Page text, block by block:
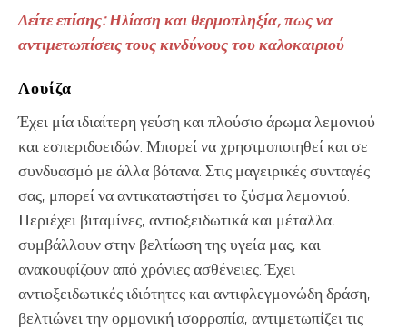
Δείτε επίσης: Ηλίαση και θερμοπληξία, πως να
αντιμετωπίσεις τους κινδύνους του καλοκαιριού
Λουίζα
Έχει μία ιδιαίτερη γεύση και πλούσιο άρωμα λεμονιού
και εσπεριδοειδών. Μπορεί να χρησιμοποιηθεί και σε
συνδυασμό με άλλα βότανα. Στις μαγειρικές συνταγές
σας, μπορεί να αντικαταστήσει το ξύσμα λεμονιού.
Περιέχει βιταμίνες, αντιοξειδωτικά και μέταλλα,
συμβάλλουν στην βελτίωση της υγεία μας, και
ανακουφίζουν από χρόνιες ασθένειες. Έχει
αντιοξειδωτικές ιδιότητες και αντιφλεγμονώδη δράση,
βελτιώνει την ορμονική ισορροπία, αντιμετωπίζει τις